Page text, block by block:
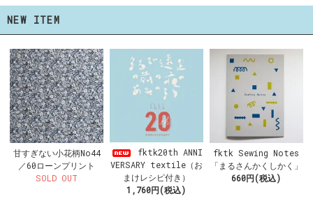
NEW ITEM
甘すぎない小花柄No44
／60ローンプリント
SOLD OUT
fktk20th ANNI
VERSARY textile（お
まけレシピ付き）
1,760円(税込)
fktk Sewing Notes
「まるさんかくしかく」
660円(税込)